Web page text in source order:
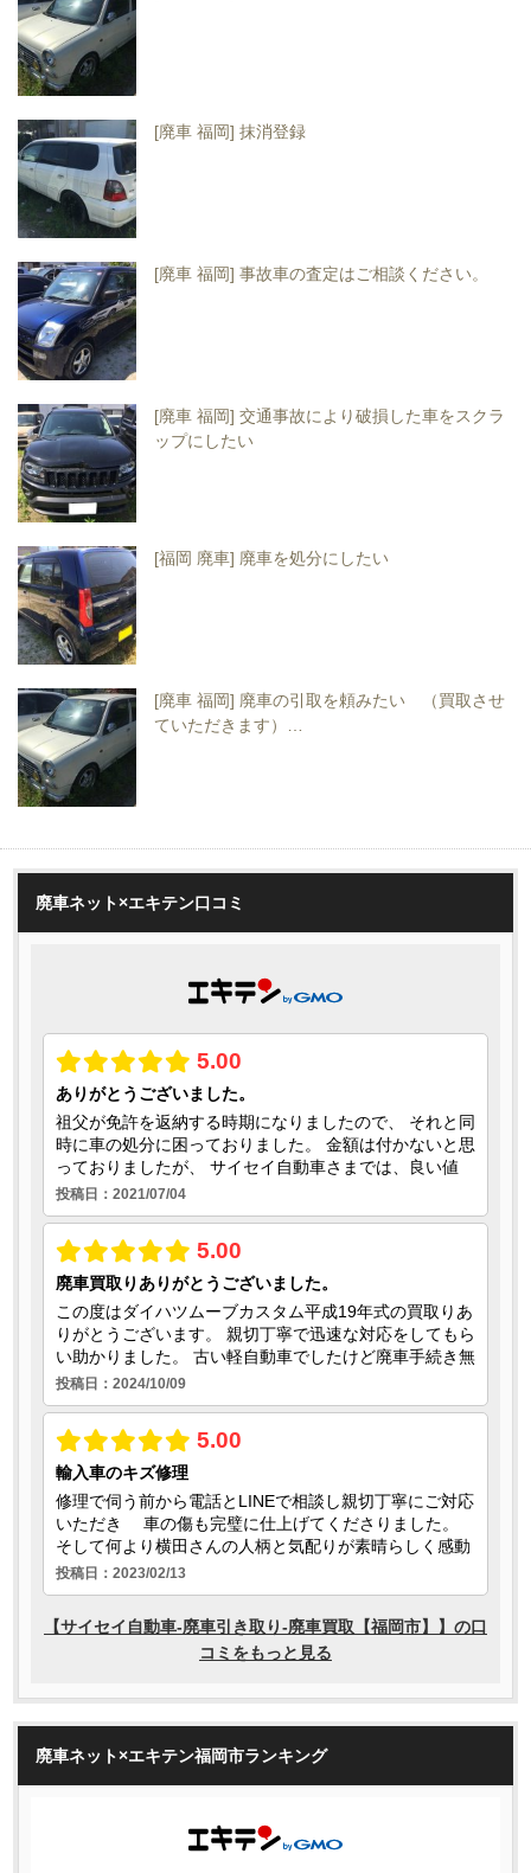
[廃車 福岡] 抹消登録
[廃車 福岡] 事故車の査定はご相談ください。
[廃車 福岡] 交通事故により破損した車をスクラ
ップにしたい
[福岡 廃車] 廃車を処分にしたい
[廃車 福岡] 廃車の引取を頼みたい （買取させ
ていただきます）…
廃車ネット×エキテン口コミ
廃車ネット×エキテン福岡市ランキング